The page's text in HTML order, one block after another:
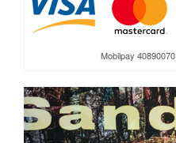
Mobilpay 40890070